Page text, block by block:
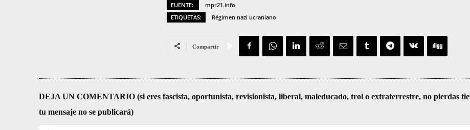
FUENTE:
mpr21.info
ETIQUETAS:
Régimen nazi ucraniano
Compartir
DEJA UN COMENTARIO (si eres fascista, oportunista, revisionista, liberal, maleducado, trol o extraterrestre, no pierdas
tu mensaje no se publicará)